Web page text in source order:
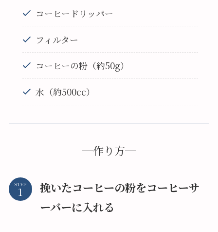
コーヒードリッパー
フィルター
コーヒーの粉（約50g）
水（約500cc）
─作り方─
STEP
挽いたコーヒーの粉をコーヒーサ
ーバーに入れる